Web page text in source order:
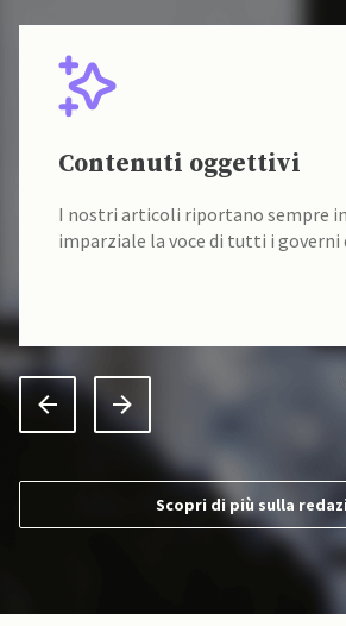
Contenuti oggettivi
I nostri articoli riportano sempre
imparziale la voce di tutti i governi
Scopri di più sulla